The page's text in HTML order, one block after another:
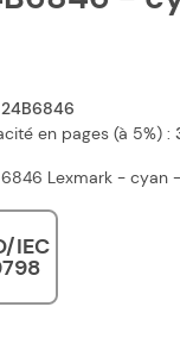
24B6846
en pages (à 5%) :
6846 Lexmark - cyan
IEC